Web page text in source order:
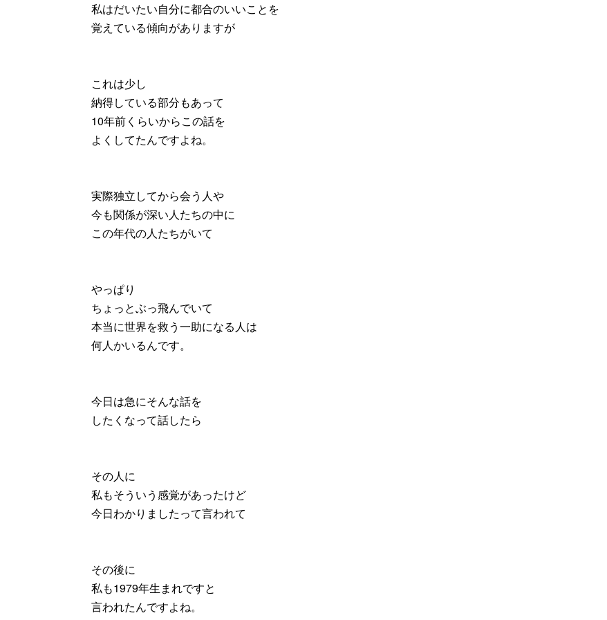
私はだいたい自分に都合のいいことを
覚えている傾向がありますが
これは少し
納得している部分もあって
10年前くらいからこの話を
よくしてたんですよね。
実際独立してから会う人や
今も関係が深い人たちの中に
この年代の人たちがいて
やっぱり
ちょっとぶっ飛んでいて
本当に世界を救う一助になる人は
何人かいるんです。
今日は急にそんな話を
したくなって話したら
その人に
私もそういう感覚があったけど
今日わかりましたって言われて
その後に
私も1979年生まれですと
言われたんですよね。